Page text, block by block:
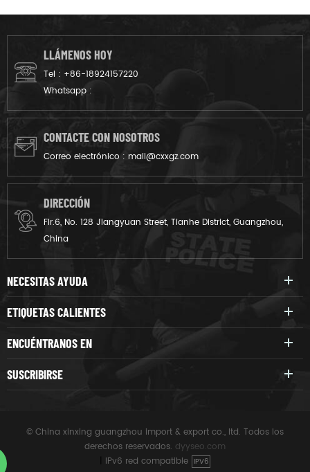
LLÁMENOS HOY
Tel : +86-18924157220
Whatsapp :
CONTACTE CON NOSOTROS
Correo electrónico : mail@cxxgz.com
DIRECCIÓN
Flr.6, No. 128 Jiangyuan Street, Tianhe District, Guangzhou,
China
NECESITAS AYUDA
ETIQUETAS CALIENTES
ENCUÉNTRANOS EN
SUSCRIBIRSE
© China xinxing guangzhou import & export co., ltd. Todos los
derechos reservados. dyyseo.com
IPv6 red compatible IPV6